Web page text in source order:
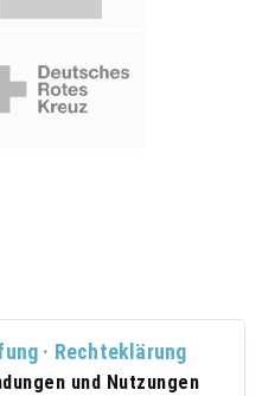
· Rechteklärung
und Nutzungen